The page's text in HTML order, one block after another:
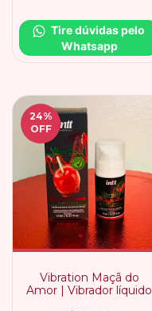
Tire dúvidas pelo
Whatsapp
24%
OFF
Vibration Maçã do
Amor | Vibrador líquido